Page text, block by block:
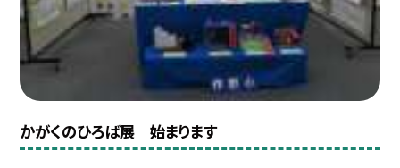
かがくのひろば展 始まります